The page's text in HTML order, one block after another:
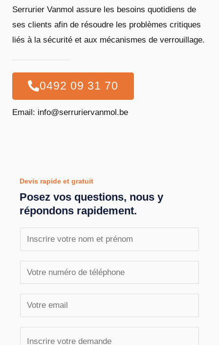
Serrurier Vanmol assure les besoins quotidiens de
ses clients afin de résoudre les problèmes critiques
liés à la sécurité et aux mécanismes de verrouillage.
0492 09 31 70
Email: info@serruriervanmol.be
Devis rapide et gratuit
Posez vos questions, nous y
répondons rapidement.
o
t
r
é
p
m